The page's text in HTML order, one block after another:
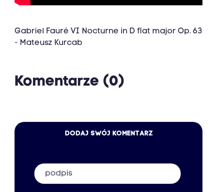
Gabriel Fauré VI Nocturne in D flat major Op. 63
- Mateusz Kurcab
Komentarze (0)
DODAJ SWÓJ KOMENTARZ
Podpis